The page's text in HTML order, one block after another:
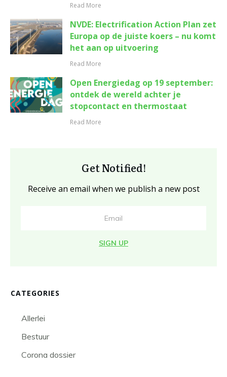
Read More
NVDE: Electrification Action Plan zet
Europa op de juiste koers – nu komt
het aan op uitvoering
Read More
Open Energiedag op 19 september:
ontdek de wereld achter je
stopcontact en thermostaat
Read More
Get Notified!
Receive an email when we publish a new post
SIGN UP
CATEGORIES
Allerlei
Bestuur
Corona dossier